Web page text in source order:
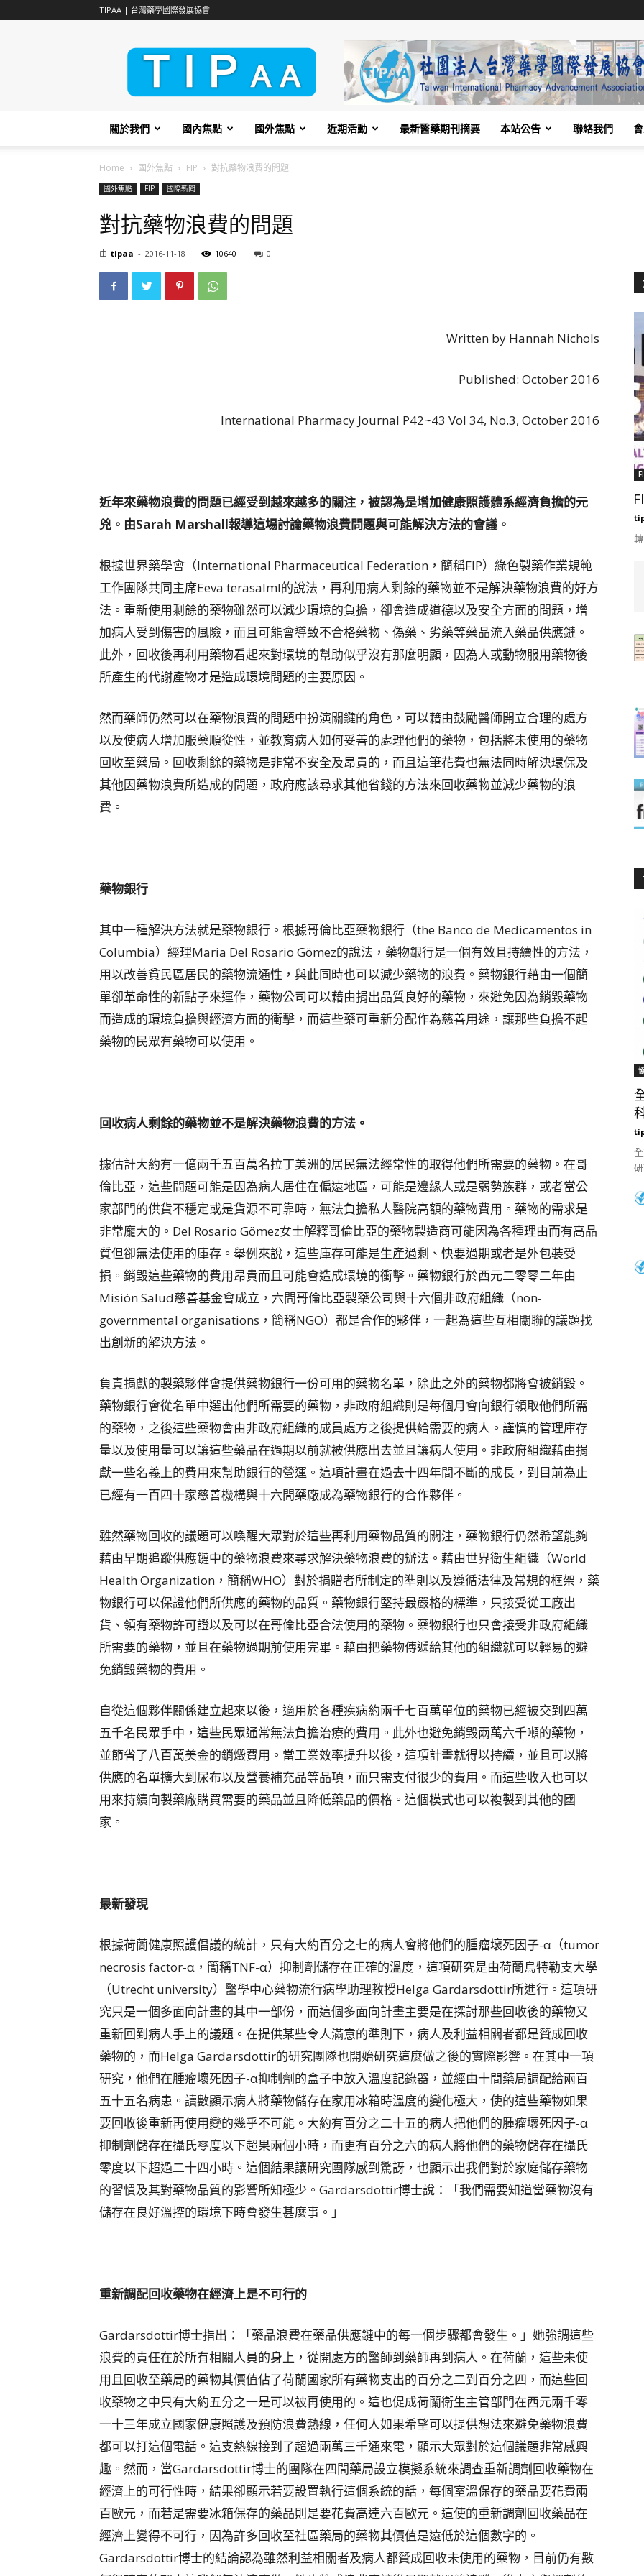
TIPAA | 台灣藥學國際發展協會
TIPAA
關於我們 國內焦點 國外焦點 近期活動 最新醫藥期刊摘要 本站公告 聯絡我們
Home 國外焦點 FIP 對抗藥物浪費的問題
國外焦點 FIP 國際新聞
對抗藥物浪費的問題
由 tipaa - 2016-11-18 10640 0
Written by Hannah Nichols
Published: October 2016
International Pharmacy Journal P42~43 Vol 34, No.3, October 2016
近年來藥物浪費的問題已經受到越來越多的關注，被認為是增加健康照護體系經濟負擔的元
兇。由Sarah Marshall報導這場討論藥物浪費問題與可能解決方法的會議。
根據世界藥學會（International Pharmaceutical Federation，簡稱FIP）綠色製藥作業規範
工作團隊共同主席Eeva teräsalml的說法，再利用病人剩餘的藥物並不是解決藥物浪費的好方
法。重新使用剩餘的藥物雖然可以減少環境的負擔，卻會造成道德以及安全方面的問題，增
加病人受到傷害的風險，而且可能會導致不合格藥物、偽藥、劣藥等藥品流入藥品供應鏈。
此外，回收後再利用藥物看起來對環境的幫助似乎沒有那麼明顯，因為人或動物服用藥物後
所產生的代謝產物才是造成環境問題的主要原因。
然而藥師仍然可以在藥物浪費的問題中扮演關鍵的角色，可以藉由鼓勵醫師開立合理的處方
以及使病人增加服藥順從性，並教育病人如何妥善的處理他們的藥物，包括將未使用的藥物
回收至藥局。回收剩餘的藥物是非常不安全及昂貴的，而且這筆花費也無法同時解決環保及
其他因藥物浪費所造成的問題，政府應該尋求其他省錢的方法來回收藥物並減少藥物的浪
費。
藥物銀行
其中一種解決方法就是藥物銀行。根據哥倫比亞藥物銀行（the Banco de Medicamentos in
Columbia）經理Maria Del Rosario Gömez的說法，藥物銀行是一個有效且持續性的方法，
用以改善貧民區居民的藥物流通性，與此同時也可以減少藥物的浪費。藥物銀行藉由一個簡
單卻革命性的新點子來運作，藥物公司可以藉由捐出品質良好的藥物，來避免因為銷毀藥物
而造成的環境負擔與經濟方面的衝擊，而這些藥可重新分配作為慈善用途，讓那些負擔不起
藥物的民眾有藥物可以使用。
回收病人剩餘的藥物並不是解決藥物浪費的方法。
據估計大約有一億兩千五百萬名拉丁美洲的居民無法經常性的取得他們所需要的藥物。在哥
倫比亞，這些問題可能是因為病人居住在偏遠地區，可能是邊緣人或是弱勢族群，或者當公
家部門的供貨不穩定或是貨源不可靠時，無法負擔私人醫院高額的藥物費用。藥物的需求是
非常龐大的。Del Rosario Gömez女士解釋哥倫比亞的藥物製造商可能因為各種理由而有高品
質但卻無法使用的庫存。舉例來說，這些庫存可能是生產過剩、快要過期或者是外包裝受
損。銷毀這些藥物的費用昂貴而且可能會造成環境的衝擊。藥物銀行於西元二零零二年由
Misión Salud慈善基金會成立，六間哥倫比亞製藥公司與十六個非政府組織（non-
governmental organisations，簡稱NGO）都是合作的夥伴，一起為這些互相關聯的議題找
出創新的解決方法。
負責捐獻的製藥夥伴會提供藥物銀行一份可用的藥物名單，除此之外的藥物都將會被銷毀。
藥物銀行會從名單中選出他們所需要的藥物，非政府組織則是每個月會向銀行領取他們所需
的藥物，之後這些藥物會由非政府組織的成員處方之後提供給需要的病人。謹慎的管理庫存
量以及使用量可以讓這些藥品在過期以前就被供應出去並且讓病人使用。非政府組織藉由捐
獻一些名義上的費用來幫助銀行的營運。這項計畫在過去十四年間不斷的成長，到目前為止
已經有一百四十家慈善機構與十六間藥廠成為藥物銀行的合作夥伴。
雖然藥物回收的議題可以喚醒大眾對於這些再利用藥物品質的關注，藥物銀行仍然希望能夠
藉由早期追蹤供應鏈中的藥物浪費來尋求解決藥物浪費的辦法。藉由世界衛生組織（World
Health Organization，簡稱WHO）對於捐贈者所制定的準則以及遵循法律及常規的框架，藥
物銀行可以保證他們所供應的藥物的品質。藥物銀行堅持最嚴格的標準，只接受從工廠出
貨、領有藥物許可證以及可以在哥倫比亞合法使用的藥物。藥物銀行也只會接受非政府組織
所需要的藥物，並且在藥物過期前使用完畢。藉由把藥物傳遞給其他的組織就可以輕易的避
免銷毀藥物的費用。
自從這個夥伴關係建立起來以後，適用於各種疾病約兩千七百萬單位的藥物已經被交到四萬
五千名民眾手中，這些民眾通常無法負擔治療的費用。此外也避免銷毀兩萬六千噸的藥物，
並節省了八百萬美金的銷燬費用。當工業效率提升以後，這項計畫就得以持續，並且可以將
供應的名單擴大到尿布以及營養補充品等品項，而只需支付很少的費用。而這些收入也可以
用來持續向製藥廠購買需要的藥品並且降低藥品的價格。這個模式也可以複製到其他的國
家。
最新發現
根據荷蘭健康照護倡議的統計，只有大約百分之七的病人會將他們的腫瘤壞死因子-α（tumor
necrosis factor-α，簡稱TNF-α）抑制劑儲存在正確的溫度，這項研究是由荷蘭烏特勒支大學
（Utrecht university）醫學中心藥物流行病學助理教授Helga Gardarsdottir所進行。這項研
究只是一個多面向計畫的其中一部份，而這個多面向計畫主要是在探討那些回收後的藥物又
重新回到病人手上的議題。在提供某些令人滿意的準則下，病人及利益相關者都是贊成回收
藥物的，而Helga Gardarsdottir的研究團隊也開始研究這麼做之後的實際影響。在其中一項
研究，他們在腫瘤壞死因子-α抑制劑的盒子中放入溫度記錄器，並經由十間藥局調配給兩百
五十五名病患。讀數顯示病人將藥物儲存在家用冰箱時溫度的變化極大，使的這些藥物如果
要回收後重新再使用變的幾乎不可能。大約有百分之二十五的病人把他們的腫瘤壞死因子-α
抑制劑儲存在攝氏零度以下超果兩個小時，而更有百分之六的病人將他們的藥物儲存在攝氏
零度以下超過二十四小時。這個結果讓研究團隊感到驚訝，也顯示出我們對於家庭儲存藥物
的習慣及其對藥物品質的影響所知極少。Gardarsdottir博士說：「我們需要知道當藥物沒有
儲存在良好溫控的環境下時會發生甚麼事。」
重新調配回收藥物在經濟上是不可行的
Gardarsdottir博士指出：「藥品浪費在藥品供應鏈中的每一個步驟都會發生。」她強調這些
浪費的責任在於所有相關人員的身上，從開處方的醫師到藥師再到病人。在荷蘭，這些未使
用且回收至藥局的藥物其價值佔了荷蘭國家所有藥物支出的百分之二到百分之四，而這些回
收藥物之中只有大約五分之一是可以被再使用的。這也促成荷蘭衛生主管部門在西元兩千零
一十三年成立國家健康照護及預防浪費熱線，任何人如果希望可以提供想法來避免藥物浪費
都可以打這個電話。這支熱線接到了超過兩萬三千通來電，顯示大眾對於這個議題非常感興
趣。然而，當Gardarsdottir博士的團隊在四間藥局設立模擬系統來調查重新調劑回收藥物在
經濟上的可行性時，結果卻顯示若要設置執行這個系統的話，每個室溫保存的藥品要花費兩
百歐元，而若是需要冰箱保存的藥品則是要花費高達六百歐元。這使的重新調劑回收藥品在
經濟上變得不可行，因為許多回收至社區藥局的藥物其價值是遠低於這個數字的。
Gardarsdottir博士的結論認為雖然利益相關者及病人都贊成回收未使用的藥物，目前仍有數